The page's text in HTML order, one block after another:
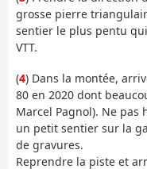
grosse pierre
sentier le plus pentu
VTT.
(4) Dans la montée,
80 en 2020 dont
Marcel Pagnol). Ne
un petit sentier sur la
de gravures.
Reprendre la piste et